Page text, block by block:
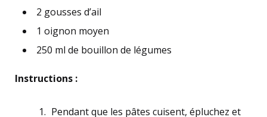
2 gousses d’ail
1 oignon moyen
250 ml de bouillon de légumes
Instructions :
Pendant que les pâtes cuisent, épluchez et